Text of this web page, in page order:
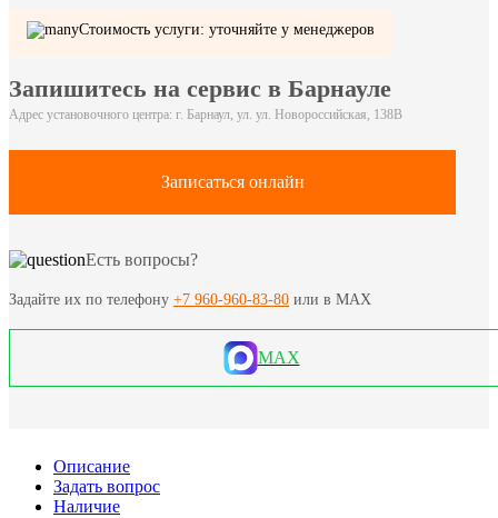
Стоимость услуги: уточняйте у менеджеров
Запишитесь на сервис в Барнауле
Адрес установочного центра: г. Барнаул, ул. ул. Новороссийская, 138В
Записаться онлайн
Есть вопросы?
Задайте их по телефону +7 960-960-83-80 или в MAX
MAX
Описание
Задать вопрос
Наличие